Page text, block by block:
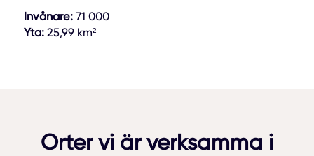
Invånare:71 000
Yta:25,99 km²
Orter vi är verksamma i